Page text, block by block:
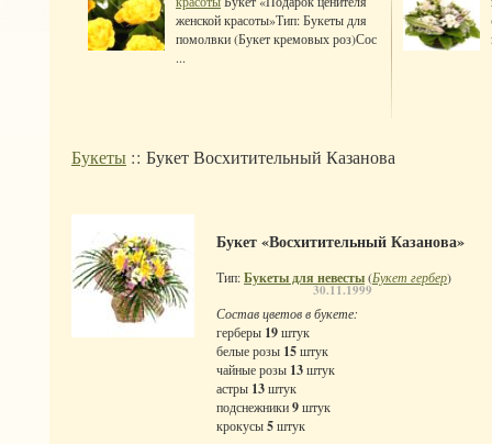
женской красоты»Тип: Букеты для
помолвки (Букет кремовых роз)Сос
...
Букеты :: Букет Восхитительный Казанова
30.11.1999
Букет «Восхитительный Казанова»
Тип:Букеты для невесты(Букет гербер)
Состав цветов в букете:
герберы 19штук
белые розы 15штук
чайные розы 13штук
астры 13штук
подснежники9штук
крокусы5штук